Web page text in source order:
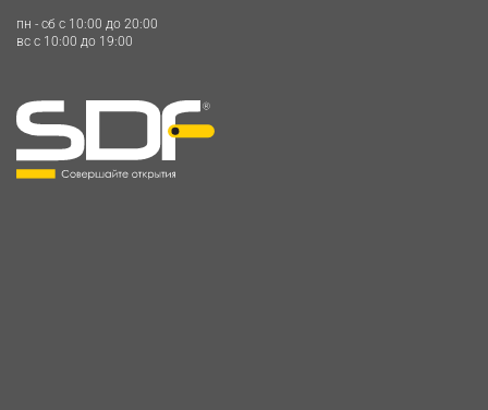
пн - сб c 10:00 до 20:00
вс c 10:00 до 19:00